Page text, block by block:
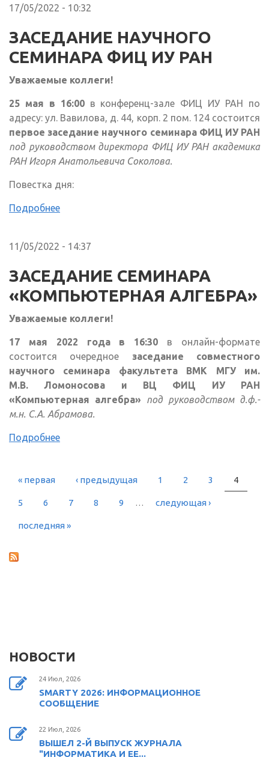
17/05/2022 - 10:32
ЗАСЕДАНИЕ НАУЧНОГО
СЕМИНАРА ФИЦ ИУ РАН
Уважаемые коллеги!
25 мая в 16:00в конференц-зале ФИЦ ИУ РАН по
адресу: ул. Вавилова, д. 44, корп. 2 пом. 124 состоится
первое заседание научного семинара ФИЦ ИУ РАН
под руководством директора ФИЦ ИУ РАН академика
РАН Игоря Анатольевича Соколова.
Повестка дня:
Подробнее
11/05/2022 - 14:37
ЗАСЕДАНИЕ СЕМИНАРА
«КОМПЬЮТЕРНАЯ АЛГЕБРА»
Уважаемые коллеги!
17 мая 2022 года в 16:30 в онлайн-формате
состоится очередное заседание совместного
научного семинара факультета ВМК МГУ им.
М.В. Ломоносова и ВЦ ФИЦ ИУ РАН
«Компьютерная алгебра»
под руководством д.ф.-
м.н. С.А. Абрамова.
Подробнее
СТРАНИЦЫ
« первая ‹ предыдущая 1 2 3 4
5 6 7 8 9 … следующая ›
последняя »
НОВОСТИ
24 Июл, 2026
SMARTY 2026: ИНФОРМАЦИОННОЕ
СООБЩЕНИЕ
22 Июл, 2026
ВЫШЕЛ 2-Й ВЫПУСК ЖУРНАЛА
"ИНФОРМАТИКА И ЕЕ...